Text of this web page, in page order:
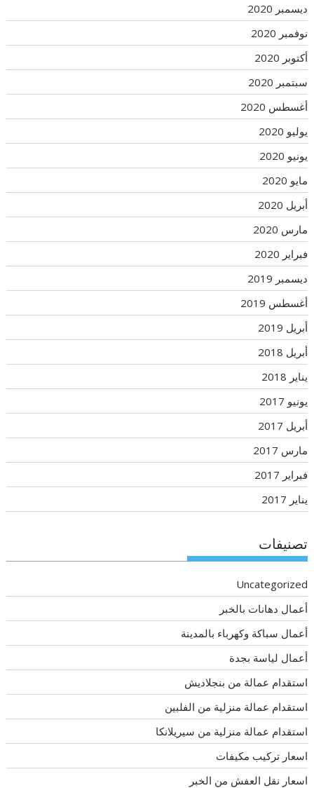
ديسمبر 2020
نوفمبر 2020
أكتوبر 2020
سبتمبر 2020
أغسطس 2020
يوليو 2020
يونيو 2020
مايو 2020
أبريل 2020
مارس 2020
فبراير 2020
ديسمبر 2019
أغسطس 2019
أبريل 2019
أبريل 2018
يناير 2018
يونيو 2017
أبريل 2017
مارس 2017
فبراير 2017
يناير 2017
تصنيفات
Uncategorized
أعمال دهانات بالخبر
أعمال سباكة وكهرباء بالمدينة
أعمال لياسة بجدة
استقدام عمالة من بنجلاديش
استقدام عمالة منزلية من الفلبين
استقدام عمالة منزلية من سيريلانكا
اسعار تركيب مكيفات
اسعار نقل العفش من الخبر